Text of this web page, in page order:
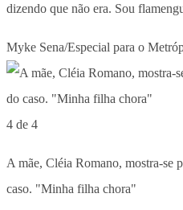
dizendo que não era. Sou
Myke Sena/Especial para o
4 de 4
A mãe, Cléia Romano, mostra-se
caso. "Minha filha chora"